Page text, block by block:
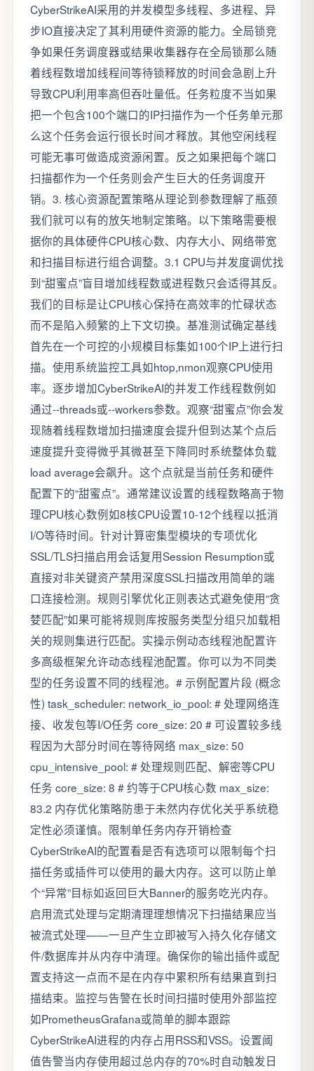
CyberStrikeAI采用的并发模型多线程、多进程、异
步IO直接决定了其利用硬件资源的能力。全局锁竞
争如果任务调度器或结果收集器存在全局锁那么随
着线程数增加线程间等待锁释放的时间会急剧上升
导致CPU利用率高但吞吐量低。任务粒度不当如果
把一个包含100个端口的IP扫描作为一个任务单元那
么这个任务会运行很长时间才释放。其他空闲线程
可能无事可做造成资源闲置。反之如果把每个端口
扫描都作为一个任务则会产生巨大的任务调度开
销。3. 核心资源配置策略从理论到参数理解了瓶颈
我们就可以有的放矢地制定策略。以下策略需要根
据你的具体硬件CPU核心数、内存大小、网络带宽
和扫描目标进行组合调整。3.1 CPU与并发度调优找
到“甜蜜点”盲目增加线程数或进程数只会适得其反。
我们的目标是让CPU核心保持在高效率的忙碌状态
而不是陷入频繁的上下文切换。基准测试确定基线
首先在一个可控的小规模目标集如100个IP上进行扫
描。使用系统监控工具如htop,nmon观察CPU使用
率。逐步增加CyberStrikeAI的并发工作线程数例如
通过--threads或--workers参数。观察“甜蜜点”你会发
现随着线程数增加扫描速度会提升但到达某个点后
速度提升变得微乎其微甚至下降同时系统整体负载
load average会飙升。这个点就是当前任务和硬件
配置下的“甜蜜点”。通常建议设置的线程数略高于物
理CPU核心数例如8核CPU设置10-12个线程以抵消
I/O等待时间。针对计算密集型模块的专项优化
SSL/TLS扫描启用会话复用Session Resumption或
直接对非关键资产禁用深度SSL扫描改用简单的端
口连接检测。规则引擎优化正则表达式避免使用“贪
婪匹配”如果可能将规则库按服务类型分组只加载相
关的规则集进行匹配。实操示例动态线程池配置许
多高级框架允许动态线程池配置。你可以为不同类
型的任务设置不同的线程池。# 示例配置片段 (概念
性) task_scheduler: network_io_pool: # 处理网络连
接、收发包等I/O任务 core_size: 20 # 可设置较多线
程因为大部分时间在等待网络 max_size: 50
cpu_intensive_pool: # 处理规则匹配、解密等CPU
任务 core_size: 8 # 约等于CPU核心数 max_size:
83.2 内存优化策略防患于未然内存优化关乎系统稳
定性必须谨慎。限制单任务内存开销检查
CyberStrikeAI的配置看是否有选项可以限制每个扫
描任务或插件可以使用的最大内存。这可以防止单
个“异常”目标如返回巨大Banner的服务吃光内存。
启用流式处理与定期清理理想情况下扫描结果应当
被流式处理——一旦产生立即被写入持久化存储文
件/数据库并从内存中清理。确保你的输出插件或配
置支持这一点而不是在内存中累积所有结果直到扫
描结束。监控与告警在长时间扫描时使用外部监控
如PrometheusGrafana或简单的脚本跟踪
CyberStrikeAI进程的内存占用RSS和VSS。设置阈
值告警当内存使用超过总内存的70%时自动触发日